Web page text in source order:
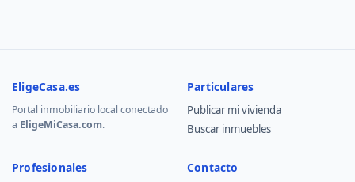
EligeCasa.es
Portal inmobiliario local conectado
a EligeMiCasa.com.
Particulares
Publicar mi vivienda
Buscar inmuebles
Profesionales Contacto